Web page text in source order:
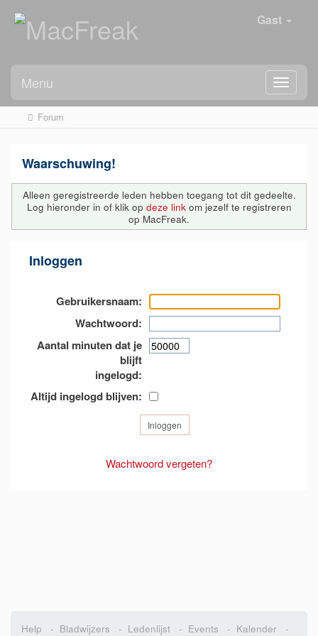
Gast
Menu
Forum
Waarschuwing!
Alleen geregistreerde leden hebben toegang tot dit gedeelte.
Log hieronder in of klik op deze link om jezelf te registreren
op MacFreak.
Inloggen
Gebruikersnaam:
Wachtwoord:
Aantal minuten dat je
blijft
ingelogd:
Altijd ingelogd blijven:
Wachtwoord vergeten?
Help - Bladwijzers - Ledenlijst - Events - Kalender -